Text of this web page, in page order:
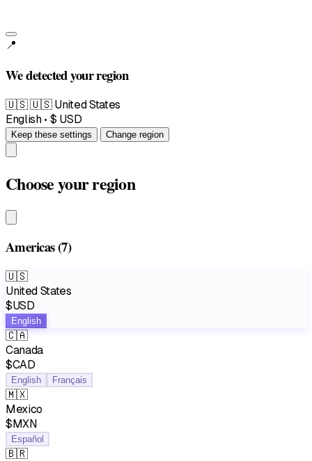
📍
We detected your region
🇺🇸🇺🇸 United States
English • $ USD
Keep these settings Change region
Choose your region
Americas(7)
🇺🇸
United States
$USD
English
🇨🇦
Canada
$CAD
English Français
🇲🇽
Mexico
$MXN
Español
🇧🇷